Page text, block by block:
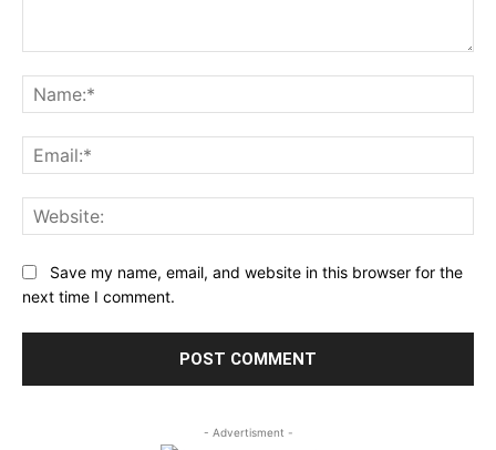
Save my name, email, and website in this browser for the
next time I comment.
- Advertisment -